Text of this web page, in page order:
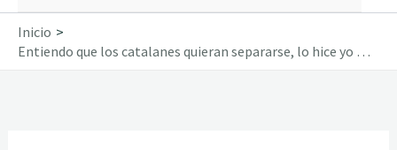
Inicio
Entiendo que los catalanes quieran separarse, lo hice yo …